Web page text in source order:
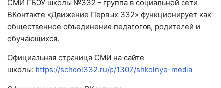
СМИ ГБОУ школы №332 - группа в социальной сети
ВКонтакте «Движение Первых 332» функционирует как
общественное объединение педагогов, родителей и
обучающихся.
Официальная страница СМИ на сайте
школы: https://school332.ru/p/1307/shkolnye-media